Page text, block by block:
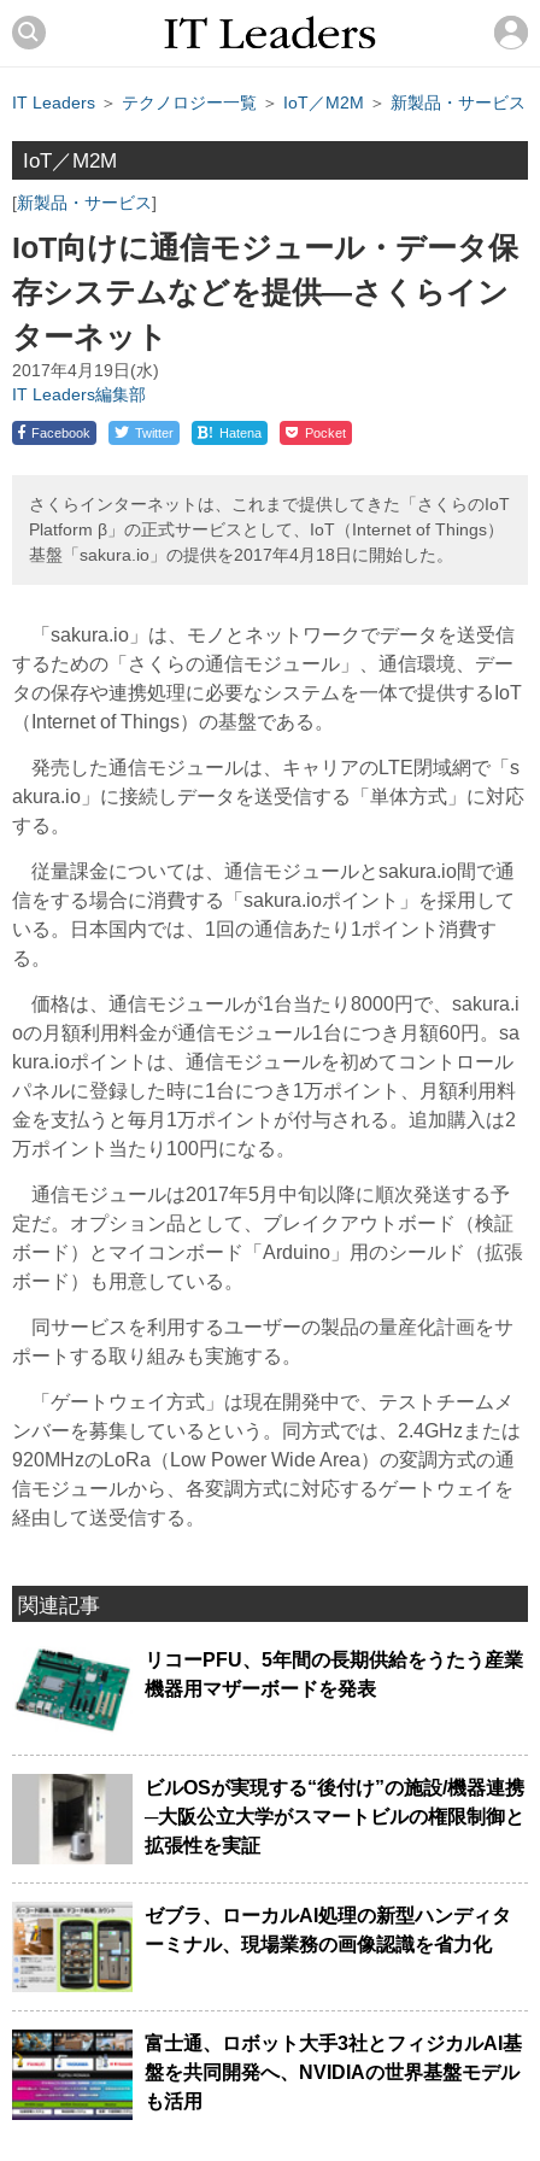
IT Leaders ＞ テクノロジー一覧 ＞ IoT／M2M ＞ 新製品・サービス
IoT／M2M
新製品・サービス
IoT向けに通信モジュール・データ保
存システムなどを提供―さくらイン
ターネット
2017年4月19日(水)
IT Leaders編集部
Facebook Twitter ! Hatena Pocket
さくらインターネットは、これまで提供してきた「さくらのIoT
Platform β」の正式サービスとして、IoT（Internet of Things）
基盤「sakura.io」の提供を2017年4月18日に開始した。
「sakura.io」は、モノとネットワークでデータを送受信
するための「さくらの通信モジュール」、通信環境、デー
タの保存や連携処理に必要なシステムを一体で提供するIoT
（Internet of Things）の基盤である。
発売した通信モジュールは、キャリアのLTE閉域網で「s
akura.io」に接続しデータを送受信する「単体方式」に対応
する。
従量課金については、通信モジュールとsakura.io間で通
信をする場合に消費する「sakura.ioポイント」を採用して
いる。日本国内では、1回の通信あたり1ポイント消費す
る。
価格は、通信モジュールが1台当たり8000円で、sakura.i
oの月額利用料金が通信モジュール1台につき月額60円。sa
kura.ioポイントは、通信モジュールを初めてコントロール
パネルに登録した時に1台につき1万ポイント、月額利用料
金を支払うと毎月1万ポイントが付与される。追加購入は2
万ポイント当たり100円になる。
通信モジュールは2017年5月中旬以降に順次発送する予
定だ。オプション品として、ブレイクアウトボード（検証
ボード）とマイコンボード「Arduino」用のシールド（拡張
ボード）も用意している。
同サービスを利用するユーザーの製品の量産化計画をサ
ポートする取り組みも実施する。
「ゲートウェイ方式」は現在開発中で、テストチームメ
ンバーを募集しているという。同方式では、2.4GHzまたは
920MHzのLoRa（Low Power Wide Area）の変調方式の通
信モジュールから、各変調方式に対応するゲートウェイを
経由して送受信する。
関連記事
リコーPFU、5年間の長期供給をうたう産業
機器用マザーボードを発表
ビルOSが実現する“後付け”の施設/機器連携
─大阪公立大学がスマートビルの権限制御と
拡張性を実証
ゼブラ、ローカルAI処理の新型ハンディタ
ーミナル、現場業務の画像認識を省力化
富士通、ロボット大手3社とフィジカルAI基
盤を共同開発へ、NVIDIAの世界基盤モデル
も活用